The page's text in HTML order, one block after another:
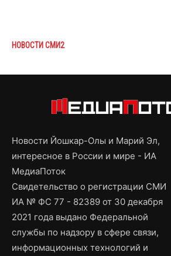
НОВОСТИ СМИ2
Новости Йошкар-Олы и Марий Эл,
интересное в России и мире - ИА
МедиаПоток
Свидетельство о регистрации СМИ
ИА № ФС 77 - 82389 от 30 декабря
2021 года выдано Федеральной
службы по надзору в сфере связи,
информационных технологий и